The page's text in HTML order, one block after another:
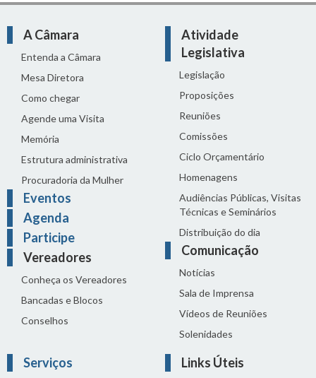
A Câmara
Entenda a Câmara
Mesa Diretora
Como chegar
Agende uma Visita
Memória
Estrutura administrativa
Procuradoria da Mulher
Eventos
Agenda
Participe
Vereadores
Conheça os Vereadores
Bancadas e Blocos
Conselhos
Atividade
Legislativa
Legislação
Proposições
Reuniões
Comissões
Ciclo Orçamentário
Homenagens
Audiências Públicas, Visitas
Técnicas e Seminários
Distribuição do dia
Comunicação
Notícias
Sala de Imprensa
Vídeos de Reuniões
Solenidades
Serviços Links Úteis